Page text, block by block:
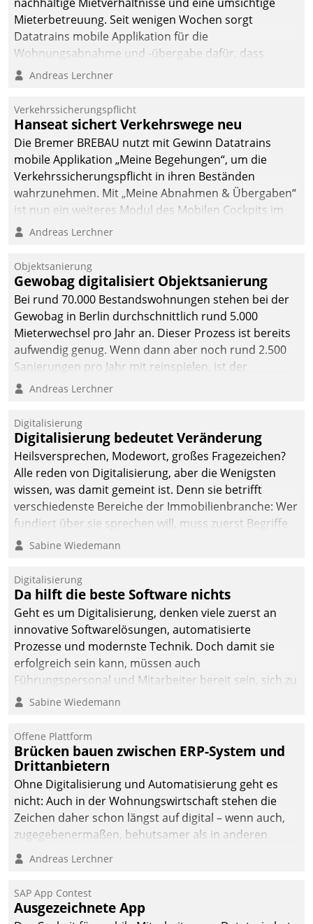
Mieterbetreuung. Seit wenigen Wochen sorgt
Datatrains mobile Applikation für die
Wohnungsabnahme und -übergabe dafür, dass
Mieter wohlgeordnet kommen und, so es sein muss,
Andreas Lerchner
Verkehrssicherungspflicht
Hanseat sichert Verkehrswege neu
Die Bremer BREBAU nutzt mit Gewinn Datatrains
mobile Applikation „Meine Begehungen“, um die
Verkehrssicherungspflicht in ihren Beständen
wahrzunehmen. Mit „Meine Abnahmen & Übergaben“
ist nun ein weiteres Modul des Mobilen Cockpits im
Einsatz.
Andreas Lerchner
Objektsanierung
Gewobag digitalisiert Objektsanierung
Bei rund 70.000 Bestandswohnungen stehen bei der
Gewobag in Berlin durchschnittlich rund 5.000
Mieterwechsel pro Jahr an. Dieser Prozess ist bereits
aufwendig genug. Wenn dann aber noch rund 2.500
Sanierungen pro Jahr mit reinspielen, ist der
Betreuungs- und Organisationsaufwand immens. Im
kommunale Wohnungsbauunternehmen daher
gemeinsam mit der Berliner Datatrain GmbH den
Teilprozess der Objektsanierung digitalisiert.
Andreas Lerchner
Digitalisierung
Digitalisierung bedeutet Veränderung
Heilsversprechen, Modewort, großes Fragezeichen?
Alle reden von Digitalisierung, aber die Wenigsten
wissen, was damit gemeint ist. Denn sie betrifft
verschiedenste Bereiche der Immobilienbranche: Wer
fundiert über sie sprechen will, muss zuerst Begriffe
klären. Ein Aspekt ist die betriebliche Optimierung:
Einsparungen durch optimierte und automatisierte
Prozesse. Doch man darf nicht zu viel erwarten: Allein
mit der Einführung einer neuen Software ist es nicht
getan. Die Digitalisierung erfordert von Unternehmen
die Bereitschaft, sich zu überprüfen, zu hinterfragen
und zu verändern.
Sabine Wiedemann
Digitalisierung
Da hilft die beste Software nichts
Geht es um Digitalisierung, denken viele zuerst an
innovative Softwarelösungen, automatisierte
Prozesse und modernste Technik. Doch damit sie
erfolgreich sein kann, müssen auch
Führungspersonal und Mitarbeiter bereit sein, sich zu
verändern und anzupassen, sonst werden sie an ihr
Sabine Wiedemann
Offene Plattform
Brücken bauen zwischen ERP-System und
Drittanbietern
Ohne Digitalisierung und Automatisierung geht es
nicht: Auch in der Wohnungswirtschaft stehen die
Zeichen daher schon längst auf digital – wenn auch,
zugegebenermaßen, behutsamer als in anderen
Branchen.
Andreas Lerchner
SAP App Contest
Ausgezeichnete App